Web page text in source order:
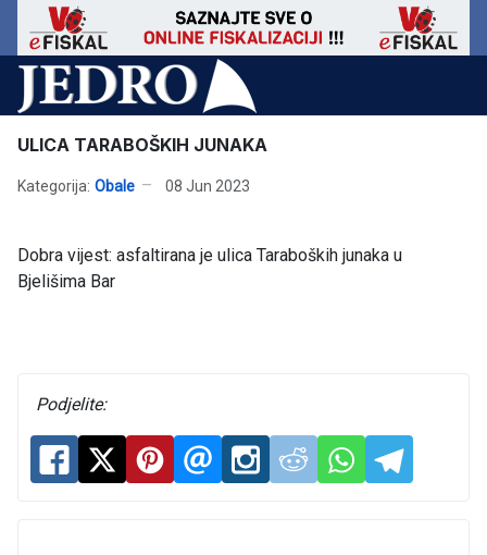
ULICA TARABOŠKIH JUNAKA
Kategorija: Obale 08 Jun 2023
Dobra vijest: asfaltirana je ulica Taraboških junaka u
Bjelišima Bar
Podjelite: